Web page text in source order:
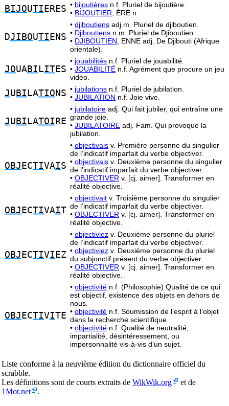
BIJOUTI ERES • bijoutières n.f. Pluriel de bijoutière.
• BIJOUTIER, ÈRE n.
DJIBOUTI ENS
• djiboutiens adj.m. Pluriel de djiboutien.
• Djiboutiens n.m. Pluriel de Djiboutien.
• DJIBOUTIEN,
ENNE adj. De Djibouti (Afrique
orientale).
JOUABI LITES
• jouabilités n.f. Pluriel de jouabilité.
• JOUABILITÉ n.f. Agrément que procure un jeu
vidéo.
JU BI LATIO NS • jubilations n.f. Pluriel de jubilation.
• JUBILATION n.f. Joie vive.
JU BI LATOI RE
• jubilatoire adj. Qui fait jubiler, qui entraîne une
grande joie.
• JUBILATOIRE adj. Fam. Qui provoque la
jubilation.
OBJ ECTIVAIS
• objectivais v. Première personne du singulier
de l’indicatif imparfait du verbe objectiver.
• objectivais v. Deuxième personne du singulier
de l’indicatif imparfait du verbe objectiver.
• OBJECTIVER v. [cj. aimer]. Transformer en
réalité objective.
OBJ ECTIVAIT
• objectivait v. Troisième personne du singulier
de l’indicatif imparfait du verbe objectiver.
• OBJECTIVER v. [cj. aimer]. Transformer en
réalité objective.
OBJ ECTIVI EZ
• objectiviez v. Deuxième personne du pluriel
de l’indicatif imparfait du verbe objectiver.
• objectiviez v. Deuxième personne du pluriel
du subjonctif présent du verbe objectiver.
• OBJECTIVER v. [cj. aimer]. Transformer en
réalité objective.
OBJ ECTIVITE
• objectivité n.f. (Philosophie) Qualité de ce qui
est objectif, existence des objets en dehors de
nous.
• objectivité n.f. Soumission de l’esprit à l’objet
dans la recherche scientifique.
• objectivité n.f. Qualité de neutralité,
impartialité, désintéressement, ou
impersonnalité vis-à-vis d’un sujet.
Liste conforme à la neuvième édition du dictionnaire officiel du
scrabble.
Les définitions sont de courts extraits de WikWik.org
et de
1Mot.net
.